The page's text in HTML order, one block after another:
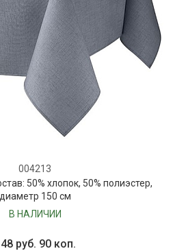
004213
50% хлопок, 50% полиэстер,
диаметр 150 см
В НАЛИЧИИ
руб. 90 коп.